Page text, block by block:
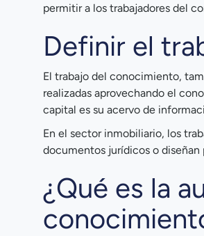
permitir a los trabajadores del
Definir el
El trabajo del conocimiento,
realizadas aprovechando el
capital es su acervo de
En el sector inmobiliario, los
documentos jurídicos o diseñan
¿Qué es la